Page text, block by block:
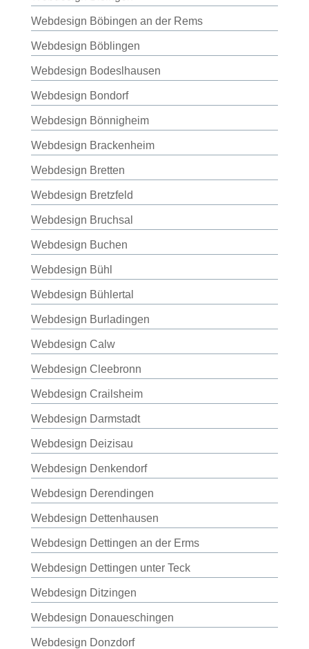
Webdesign Böbingen an der Rems
Webdesign Böblingen
Webdesign Bodeslhausen
Webdesign Bondorf
Webdesign Bönnigheim
Webdesign Brackenheim
Webdesign Bretten
Webdesign Bretzfeld
Webdesign Bruchsal
Webdesign Buchen
Webdesign Bühl
Webdesign Bühlertal
Webdesign Burladingen
Webdesign Calw
Webdesign Cleebronn
Webdesign Crailsheim
Webdesign Darmstadt
Webdesign Deizisau
Webdesign Denkendorf
Webdesign Derendingen
Webdesign Dettenhausen
Webdesign Dettingen an der Erms
Webdesign Dettingen unter Teck
Webdesign Ditzingen
Webdesign Donaueschingen
Webdesign Donzdorf